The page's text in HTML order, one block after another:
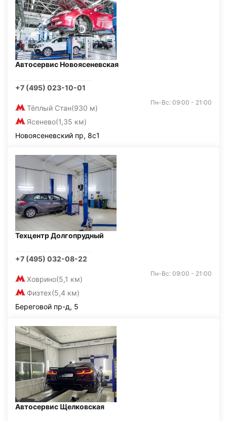
Автосервис Новоясеневская
+7 (495) 023-10-01
Тёплый Стан(930 м)
Ясенево(1,35 км)
Пн-Вс: 09:00 - 21:00
Новоясеневский пр, 8с1
Техцентр Долгопрудный
+7 (495) 032-08-22
Ховрино(5,1 км)
Физтех(5,4 км)
Пн-Вс: 09:00 - 21:00
Береговой пр-д, 5
Автосервис Щелковская